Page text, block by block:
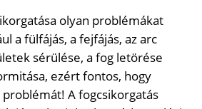
olyan problémákat
a fülfájás, a fejfájás, az arc
sérülése, a fog letörése
ezért fontos, hogy
A fogcsikorgatás